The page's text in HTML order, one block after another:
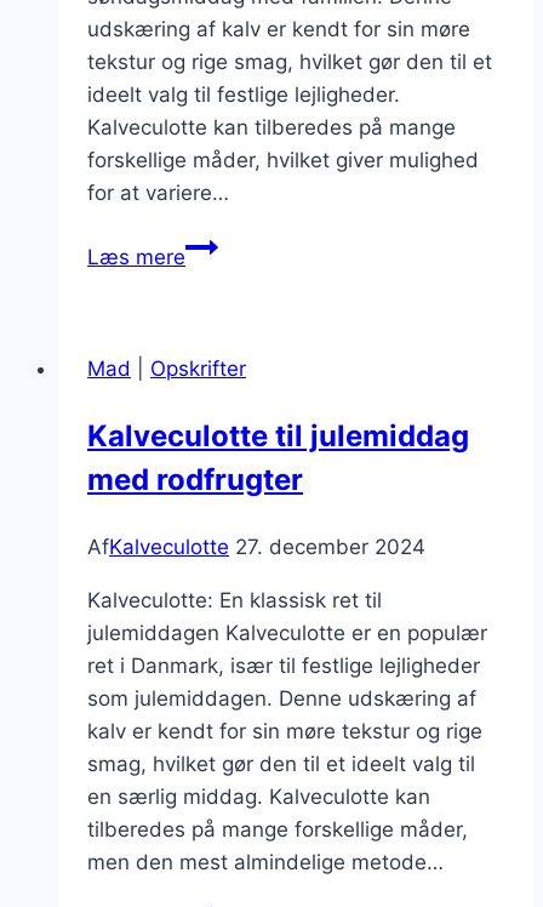
udskæring af kalv er kendt for sin møre
tekstur og rige smag, hvilket gør den til et
ideelt valg til festlige lejligheder.
Kalveculotte kan tilberedes på mange
forskellige måder, hvilket giver mulighed
for at variere…
Læs mereKalveculotte
familien
Mad Opskrifter
Kalveculotte til julemiddag
med rodfrugter
AfKalveculotte 27. december 2024
Kalveculotte: En klassisk ret til
julemiddagen Kalveculotte er en populær
ret i Danmark, især til festlige lejligheder
som julemiddagen. Denne udskæring af
kalv er kendt for sin møre tekstur og rige
smag, hvilket gør den til et ideelt valg til
en særlig middag. Kalveculotte kan
tilberedes på mange forskellige måder,
men den mest almindelige metode…